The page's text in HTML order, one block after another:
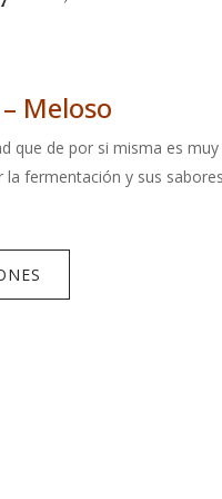
Meloso
que de por si misma es
fermentación y sus
Taza de Excelencia
de Veracruz, a 1400